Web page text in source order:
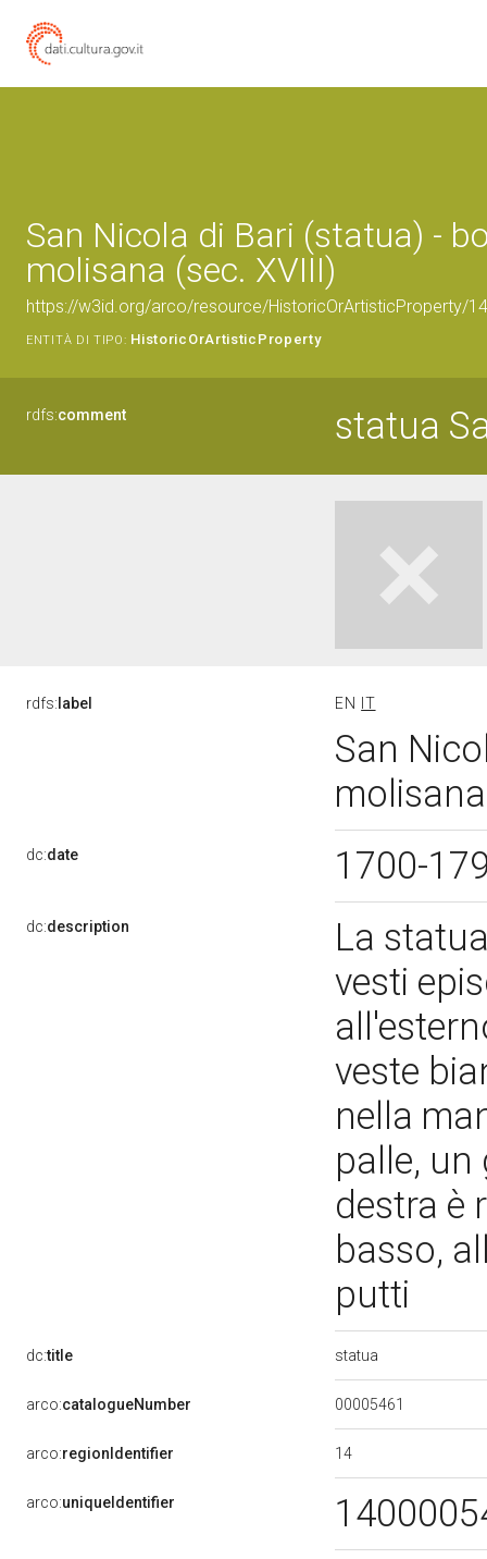
San Nicola di Bari (statua) -
molisana (sec. XVIII)
https://w3id.org/arco/resource/HistoricOrArtisticProperty/
ENTITÀ DI TIPO: HistoricOrArtisticProperty
rdfs:comment statua
rdfs: label EN IT
San
dc:date 1700-
dc:description
La
vesti
veste
nella
palle, un
destra è
basso,
putti
dc:title statua
arco:catalogueNumber 00005461
arco:regionIdentifier 14
arco:uniqueIdentifier